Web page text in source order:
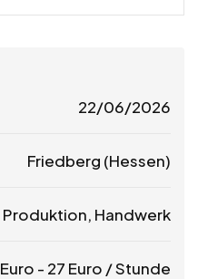
22/06/2026
Friedberg (Hessen)
Produktion, Handwerk
Euro - 27 Euro / Stunde